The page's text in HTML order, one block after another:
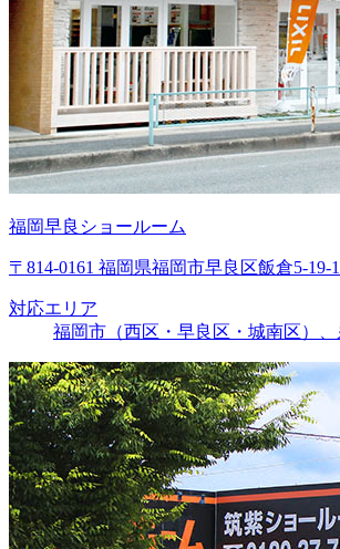
福岡早良ショールーム
〒814-0161 福岡県福岡市早良区飯倉5-19-
対応エリア
福岡市（西区・早良区・城南区）